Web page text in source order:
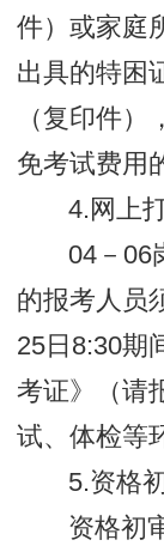
件）或家庭
出具的特困
（复印件
免考试费用
4.网上
04－06
的报考人员
25日8:30期
考证》（请
试、体检等
5.资格
资格初